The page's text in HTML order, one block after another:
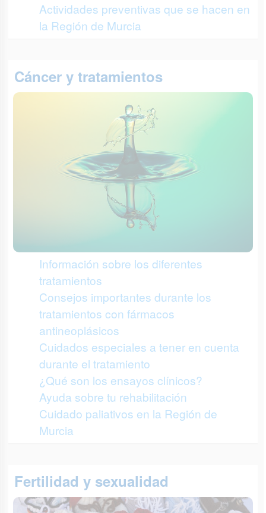
Actividades preventivas que se hacen en
la Región de Murcia
Cáncer y tratamientos
Información sobre los diferentes
tratamientos
Consejos importantes durante los
tratamientos con fármacos
antineoplásicos
Cuidados especiales a tener en cuenta
durante el tratamiento
¿Qué son los ensayos clínicos?
Ayuda sobre tu rehabilitación
Cuidado paliativos en la Región de
Murcia
Fertilidad y sexualidad